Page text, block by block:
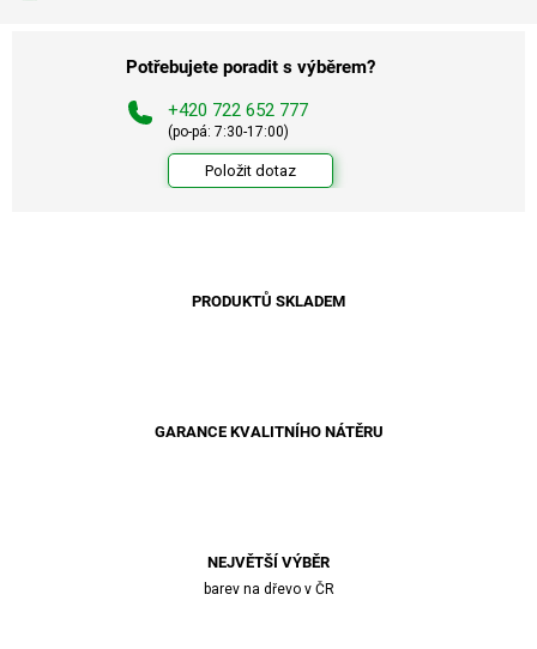
Potřebujete poradit s výběrem?
+420 722 652 777
(po-pá: 7:30-17:00)
Položit dotaz
PRODUKTŮ SKLADEM
GARANCE KVALITNÍHO NÁTĚRU
NEJVĚTŠÍ VÝBĚR
barev na dřevo v ČR